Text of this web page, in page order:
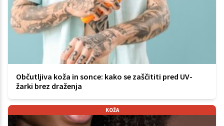
Občutljiva koža in sonce: kako se zaščititi pred UV-
žarki brez draženja
KOŽA